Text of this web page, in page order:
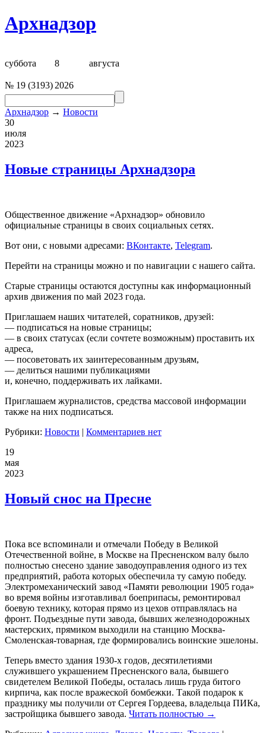
Архнадзор
суббота 8 августа
№ 19 (3193) 2026
Архнадзор → Новости
30
июля
2023
Новые страницы Архнадзора
Общественное движение «Архнадзор» обновило
официальные страницы в своих социальных сетях.
Вот они, с новыми адресами: ВКонтакте, Telegram.
Перейти на страницы можно и по навигации с нашего сайта.
Старые страницы остаются доступны как информационный
архив движения по май 2023 года.
Приглашаем наших читателей, соратников, друзей:
— подписаться на новые страницы;
— в своих статусах (если сочтете возможным) проставить их
адреса,
— посоветовать их заинтересованным друзьям,
— делиться нашими публикациями
и, конечно, поддерживать их лайками.
Приглашаем журналистов, средства массовой информации
также на них подписаться.
Рубрики: Новости | Комментариев нет
19
мая
2023
Новый снос на Пресне
Пока все вспоминали и отмечали Победу в Великой
Отечественной войне, в Москве на Пресненском валу было
полностью снесено здание заводоуправления одного из тех
предприятий, работа которых обеспечила ту самую победу.
Электромеханический завод «Памяти революции 1905 года»
во время войны изготавливал боеприпасы, ремонтировал
боевую технику, которая прямо из цехов отправлялась на
фронт. Подъездные пути завода, бывших железнодорожных
мастерских, прямиком выходили на станцию Москва-
Смоленская-товарная, где формировались воинские эшелоны.
Теперь вместо здания 1930-х годов, десятилетиями
служившего украшением Пресненского вала, бывшего
свидетелем Великой Победы, осталась лишь груда битого
кирпича, как после вражеской бомбежки. Такой подарок к
празднику мы получили от Сергея Гордеева, владельца ПИКа,
застройщика бывшего завода. Читать полностью →